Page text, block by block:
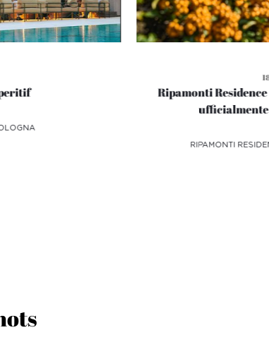
Ripamonti
RIPAMONTI